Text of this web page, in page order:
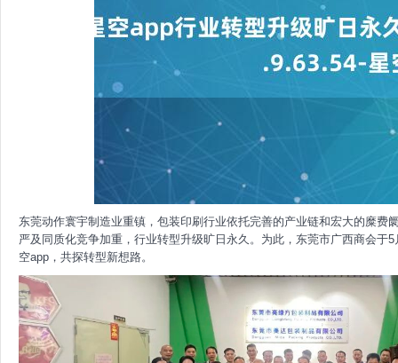
东莞动作寰宇制造业重镇，包装印刷行业依托完善的产业链和宏大的糜
严及同质化竞争加重，行业转型升级旷日永久。为此，东莞市广西商会于
空app，共探转型新想路。